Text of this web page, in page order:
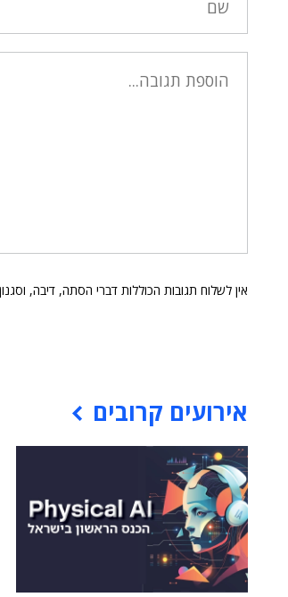
אין לשלוח תגובות הכוללות דברי הסתה, דיבה,
אירועים קרובים